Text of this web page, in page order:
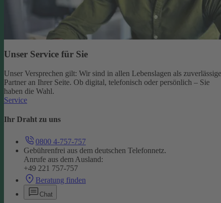
Unser Service für Sie
Unser Versprechen gilt: Wir sind in allen Lebenslagen als
Partner an Ihrer Seite. Ob digital, telefonisch oder persönlich – Sie
haben die Wahl.
Service
Ihr Draht zu uns
0800 4-757-757
Gebührenfrei aus dem deutschen Telefonnetz.
Anrufe aus dem Ausland:
+49 221 757-757
Beratung finden
Chat